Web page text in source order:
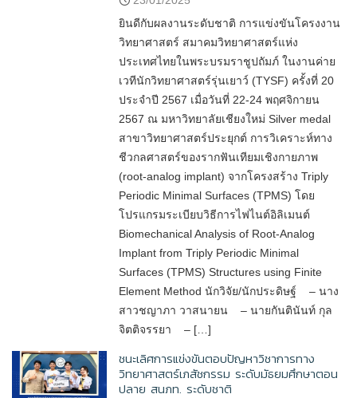
ยินดีกับผลงานระดับชาติ การแข่งขันโครงงาน
วิทยาศาสตร์ สมาคมวิทยาศาสตร์แห่ง
ประเทศไทยในพระบรมราชูปถัมภ์ ในงานค่าย
เวทีนักวิทยาศาสตร์รุ่นเยาว์ (TYSF) ครั้งที่ 20
ประจำปี 2567 เมื่อวันที่ 22-24 พฤศจิกายน
2567 ณ มหาวิทยาลัยเชียงใหม่ Silver medal
สาขาวิทยาศาสตร์ประยุกต์ การวิเคราะห์ทาง
ชีวกลศาสตร์ของรากฟันเทียมเชิงกายภาพ
(root-analog implant) จากโครงสร้าง Triply
Periodic Minimal Surfaces (TPMS) โดย
โปรแกรมระเบียบวิธีการไฟไนต์อิลิเมนต์
Biomechanical Analysis of Root-Analog
Implant from Triply Periodic Minimal
Surfaces (TPMS) Structures using Finite
Element Method นักวิจัย/นักประดิษฐ์ – นาง
สาวชญาภา วาสนายน – นายกันตินันท์ กุล
จิตติจรรยา – […]
ชนะเลิศการแข่งขันตอบปัญหาวิชาการทาง
วิทยาศาสตร์เภสัชกรรม ระดับมัธยมศึกษาตอน
ปลาย สนภท. ระดับชาติ